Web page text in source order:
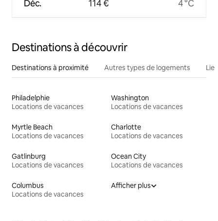
Déc. 114 € 4 °C
Destinations à découvrir
Destinations à proximité Autres types de logements
Philadelphie
Locations de vacances
Washington
Locations de vacances
Myrtle Beach
Locations de vacances
Charlotte
Locations de vacances
Gatlinburg
Locations de vacances
Ocean City
Locations de vacances
Columbus
Locations de vacances
Afficher plus